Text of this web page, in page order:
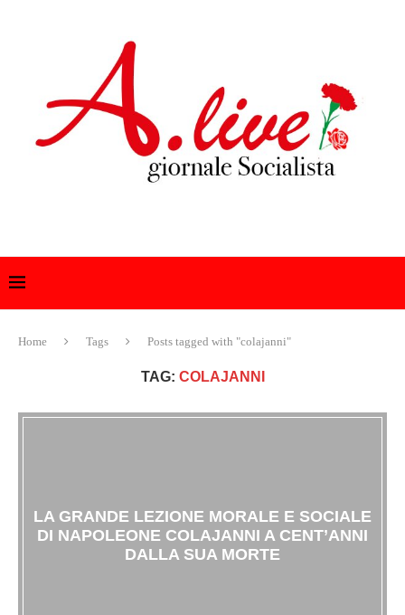
Home Tags Posts tagged with "colajanni"
TAG: COLAJANNI
LA GRANDE LEZIONE MORALE E SOCIALE
DI NAPOLEONE COLAJANNI A CENT’ANNI
DALLA SUA MORTE